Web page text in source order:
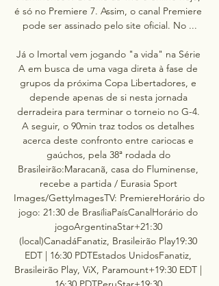
é só no Premiere 7. Assim, o canal Premiere
pode ser assinado pelo site oficial. No ...
Já o Imortal vem jogando "a vida" na Série
A em busca de uma vaga direta à fase de
grupos da próxima Copa Libertadores, e
depende apenas de si nesta jornada
derradeira para terminar o torneio no G-4.
A seguir, o 90min traz todos os detalhes
acerca deste confronto entre cariocas e
gaúchos, pela 38ª rodada do
Brasileirão:Maracanã, casa do Fluminense,
recebe a partida / Eurasia Sport
Images/GettyImagesTV: PremiereHorário do
jogo: 21:30 de BrasíliaPaísCanalHorário do
jogoArgentinaStar+21:30
(local)CanadáFanatiz, Brasileirão Play19:30
EDT | 16:30 PDTEstados UnidosFanatiz,
Brasileirão Play, ViX, Paramount+19:30 EDT |